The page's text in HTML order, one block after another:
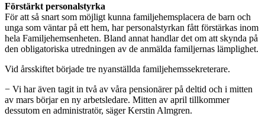
Förstärkt personalstyrka
För att så snart som möjligt kunna familjehemsplacera de barn och
unga som väntar på ett hem, har personalstyrkan fått förstärkas inom
hela Familjehemsenheten. Bland annat handlar det om att skynda på
den obligatoriska utredningen av de anmälda familjernas lämplighet.
Vid årsskiftet började tre nyanställda familjehemssekreterare.
− Vi har även tagit in två av våra pensionärer på deltid och i mitten
av mars börjar en ny arbetsledare. Mitten av april tillkommer
dessutom en administratör, säger Kerstin Almgren.